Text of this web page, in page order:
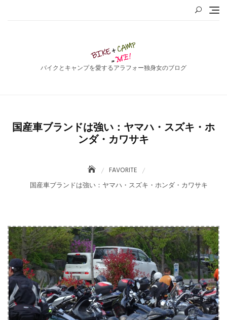
バイクとキャンプを愛するアラフォー独身女のブログ
国産車ブランドは強い：ヤマハ・スズキ・ホ
ンダ・カワサキ
FAVORITE
国産車ブランドは強い：ヤマハ・スズキ・ホンダ・カワサキ